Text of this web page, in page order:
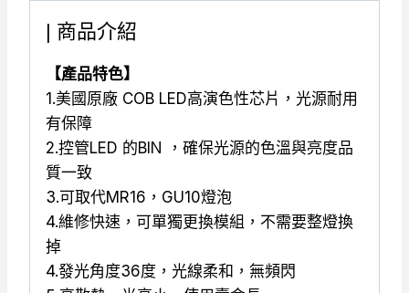
全
電
壓
變
壓
器)
(CRI
90)-
TJ2
數
| 商品介紹
【產品特色】
1.美國原廠 COB LED高演色性芯片，光源耐用
有保障
2.控管LED 的BIN ，確保光源的色溫與亮度品
質一致
3.可取代MR16，GU10燈泡
4.維修快速，可單獨更換模組，不需要整燈換
掉
4.發光角度36度，光線柔和，無頻閃